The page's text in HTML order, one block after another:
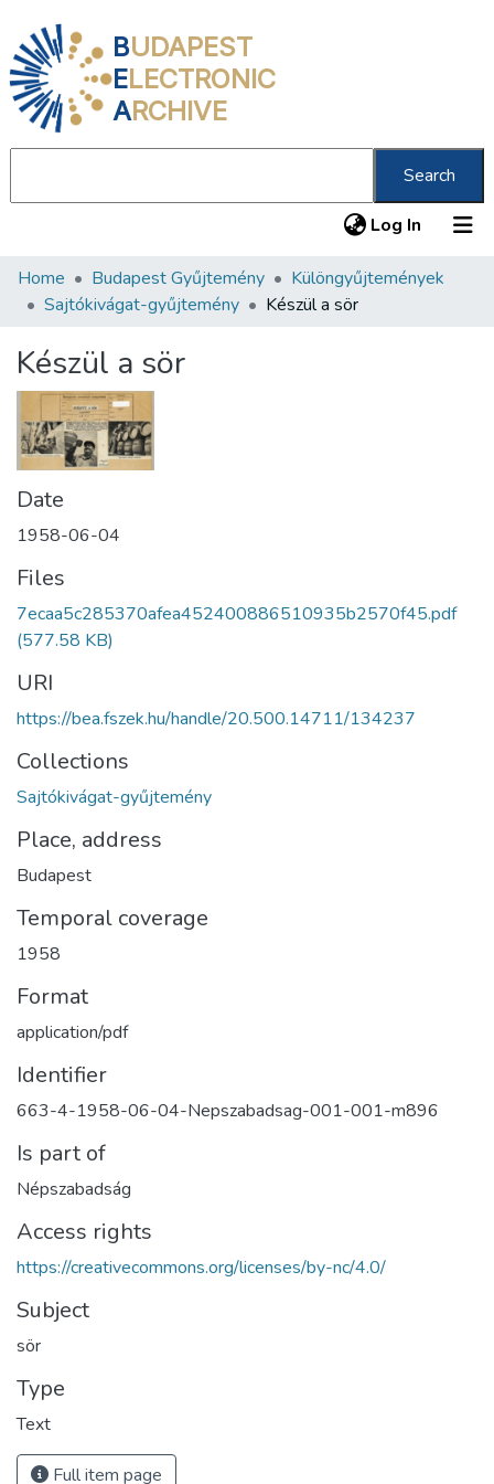
BUDAPEST
ELECTRONIC
ARCHIVE
Search
Log In (current)
Communities & Collections
Statistics
About us
Home Budapest Gyűjtemény
Különgyűjtemények
Sajtókivágat-gyűjtemény
Készül a sör
Készül a sör
Date
1958-06-04
Files
7ecaa5c285370afea452400886510935b2570f45.pdf
(577.58 KB)
URI
https://bea.fszek.hu/handle/20.500.14711/134237
Collections
Sajtókivágat-gyűjtemény
Place, address
Budapest
Temporal coverage
1958
Format
application/pdf
Identifier
663-4-1958-06-04-Nepszabadsag-001-001-m896
Is part of
Népszabadság
Access rights
https://creativecommons.org/licenses/by-nc/4.0/
Subject
sör
Type
Text
Full item page